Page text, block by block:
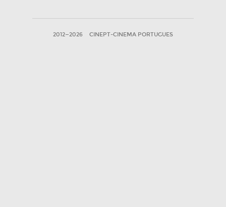
2012—2026 CINEPT-CINEMA PORTUGUES